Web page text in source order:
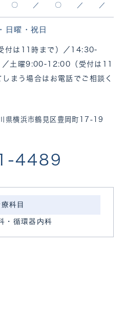
〇 ／ 〇 ／ ／
日曜・祝日
付は11時まで）／14:30-
土曜9:00-12:00（受付は11
まう場合はお電話でご相談く
県横浜市鶴見区豊岡町17-19
4489
科目
・循環器内科